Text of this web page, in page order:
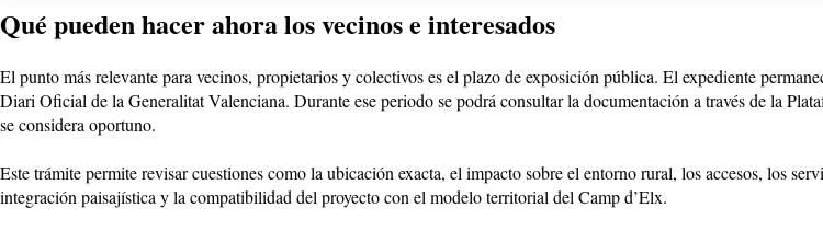
Qué pueden hacer ahora los vecinos e interesados
El punto más relevante para vecinos, propietarios y colectivos es el plazo de exposición pública. El expediente
Diari Oficial de la Generalitat Valenciana. Durante ese periodo se podrá consultar la documentación a través de la
se considera oportuno.
Este trámite permite revisar cuestiones como la ubicación exacta, el impacto sobre el entorno rural, los accesos, los
integración paisajística y la compatibilidad del proyecto con el modelo territorial del Camp d’Elx.